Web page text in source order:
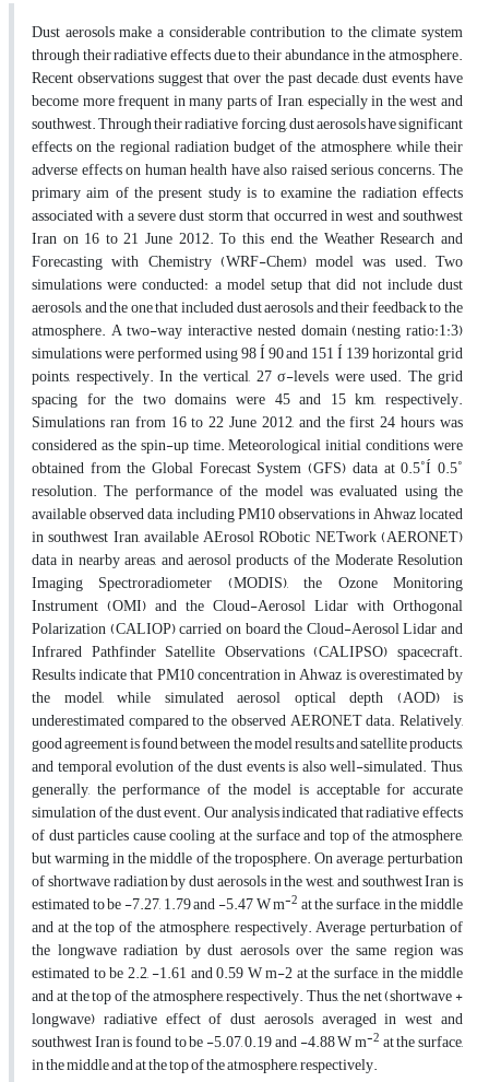
Dust aerosols make a considerable contribution to the climate system
through their radiative effects due to their abundance in the atmosphere.
Recent observations suggest that over the past decade, dust events have
become more frequent in many parts of Iran, especially in the west and
southwest. Through their radiative forcing, dust aerosols have significant
effects on the regional radiation budget of the atmosphere, while their
adverse effects on human health have also raised serious concerns. The
primary aim of the present study is to examine the radiation effects
associated with a severe dust storm that occurred in west and southwest
Iran on 16 to 21 June 2012. To this end, the Weather Research and
Forecasting with Chemistry (WRF-Chem) model was used. Two
simulations were conducted: a model setup that did not include dust
aerosols, and the one that included dust aerosols and their feedback to the
atmosphere. A two-way interactive nested domain (nesting ratio:1:3)
simulations were performed using 98 Í 90 and 151 Í 139 horizontal grid
points, respectively. In the vertical, 27 σ-levels were used. The grid
spacing for the two domains were 45 and 15 km, respectively.
Simulations ran from 16 to 22 June 2012, and the first 24 hours was
considered as the spin-up time. Meteorological initial conditions were
obtained from the Global Forecast System (GFS) data at 0.5˚Í 0.5˚
resolution. The performance of the model was evaluated using the
available observed data, including PM10 observations in Ahwaz located
in southwest Iran, available AErosol RObotic NETwork (AERONET)
data in nearby areas, and aerosol products of the Moderate Resolution
Imaging Spectroradiometer (MODIS), the Ozone Monitoring
Instrument (OMI) and the Cloud-Aerosol Lidar with Orthogonal
Polarization (CALIOP) carried on board the Cloud-Aerosol Lidar and
Infrared Pathfinder Satellite Observations (CALIPSO) spacecraft.
Results indicate that PM10 concentration in Ahwaz is overestimated by
the model, while simulated aerosol optical depth (AOD) is
underestimated compared to the observed AERONET data. Relatively,
good agreement is found between the model results and satellite products,
and temporal evolution of the dust events is also well-simulated. Thus,
generally, the performance of the model is acceptable for accurate
simulation of the dust event. Our analysis indicated that radiative effects
of dust particles cause cooling at the surface and top of the atmosphere,
but warming in the middle of the troposphere. On average, perturbation
of shortwave radiation by dust aerosols in the west, and southwest Iran is
estimated to be -7.27, 1.79 and -5.47 W m-2 at the surface, in the middle
and at the top of the atmosphere, respectively. Average perturbation of
the longwave radiation by dust aerosols over the same region was
estimated to be 2.2, -1.61 and 0.59 W m-2 at the surface, in the middle
and at the top of the atmosphere, respectively. Thus, the net (shortwave +
longwave) radiative effect of dust aerosols averaged in west and
southwest Iran is found to be -5.07, 0.19 and -4.88 W m-2 at the surface,
in the middle and at the top of the atmosphere, respectively.